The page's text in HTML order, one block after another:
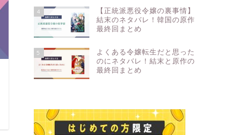
4
【正統派悪役令嬢の裏事情】
結末のネタバレ！韓国の原作
最終回まとめ
5
よくある令嬢転生だと思った
のにネタバレ！結末と原作の
最終回まとめ